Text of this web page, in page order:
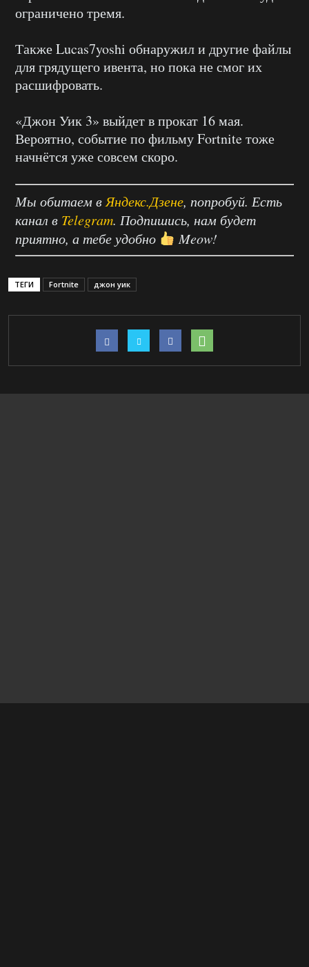
ограничено тремя.
Также Lucas7yoshi обнаружил и другие файлы
для грядущего ивента, но пока не смог их
расшифровать.
«Джон Уик 3» выйдет в прокат 16 мая.
Вероятно, событие по фильму Fortnite тоже
начнётся уже совсем скоро.
Мы обитаем вЯндекс.Дзене, попробуй. Есть
канал в Telegram. Подпишись, нам будет
приятно, а тебе удобно
Meow!
ТЕГИ Fortnite джон уик